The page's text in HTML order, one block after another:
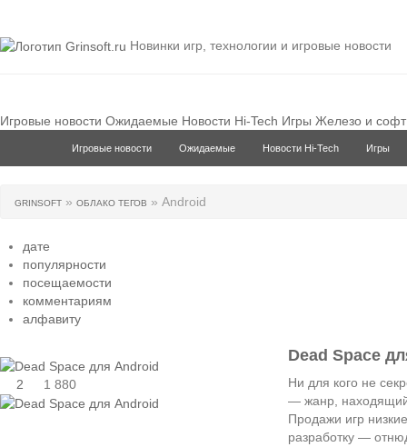
Новинки игр, технологии и игровые новости
Игровые новости Ожидаемые Новости Hi-Tech Игры Железо и софт
Игровые новости Ожидаемые Новости Hi-Tech Игры
GRINSOFT » ОБЛАКО ТЕГОВ » Android
дате
популярности
посещаемости
комментариям
алфавиту
2 1 880
Dead Space
Ни для кого не
— жанр,
Продажи игр
разработку —